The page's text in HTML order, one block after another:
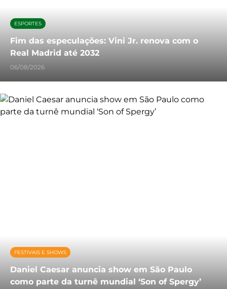
ESPORTES
Fim das especulações: Vini Jr. renova com o
Real Madrid até 2032
06/08/2026
FESTIVAIS E SHOWS
Daniel Caesar anuncia show em São Paulo
como parte da turnê mundial ‘Son of Spergy’